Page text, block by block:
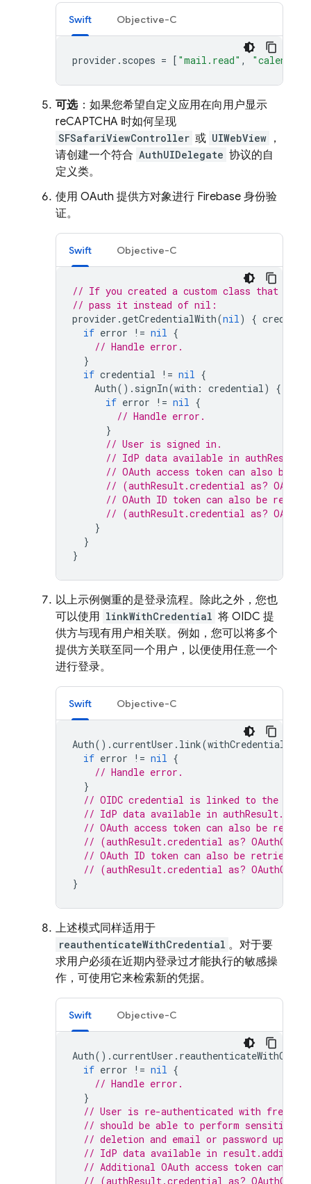
Swift Objective-C
provider . scopes = [ "mail.read" ,
可选：如果您希望自定义应用在向用户显示
reCAPTCHA 时如何呈现
SFSafariViewController 或 UIWebView ，
请创建一个符合 AuthUIDelegate 协议的自
定义类。
使用 OAuth 提供方对象进行 Firebase 身份验
证。
Swift Objective-C
// If you created a custom class that
// pass it instead of nil:
provider .getCredentialWith(nil) {
if error != nil {
// Handle error.
}
if credential != nil {
Auth(). signIn(with : credential) {
if error != nil {
// Handle error.
}
// User is signed in.
// IdP data available in
// OAuth access token can also be
// (authResult.credential as?
// OAuth ID token can also be
// (authResult.credential as?
}
}
}
以上示例侧重的是登录流程。除此之外，您也
可以使用 linkWithCredential 将 OIDC 提
供方与现有用户相关联。例如，您可以将多个
提供方关联至同一个用户，以便使用任意一个
进行登录。
Swift Objective-C
Auth().currentUser . link(withCredential
if error != nil {
// Handle error.
}
// OIDC credential is linked to the
// IdP data available in
// OAuth access token can also be
// (authResult.credential as?
// OAuth ID token can also be retrieved:
// (authResult.credential as?
}
上述模式同样适用于
reauthenticateWithCredential 。对于要
求用户必须在近期内登录过才能执行的敏感操
作，可使用它来检索新的凭据。
Swift Objective-C
Auth().currentUser .
if error != nil {
// Handle error.
}
// User is re-authenticated with fresh
// should be able to perform sensitive
// deletion and email or password update.
// IdP data available in
// Additional OAuth access token can
// (authResult.credential as?